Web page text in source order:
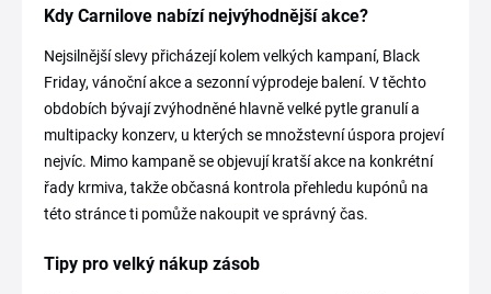
Kdy Carnilove nabízí nejvýhodnější akce?
Nejsilnější slevy přicházejí kolem velkých kampaní, Black
Friday, vánoční akce a sezonní výprodeje balení. V těchto
obdobích bývají zvýhodněné hlavně velké pytle granulí a
multipacky konzerv, u kterých se množstevní úspora projeví
nejvíc. Mimo kampaně se objevují kratší akce na konkrétní
řady krmiva, takže občasná kontrola přehledu kupónů na
této stránce ti pomůže nakoupit ve správný čas.
Tipy pro velký nákup zásob